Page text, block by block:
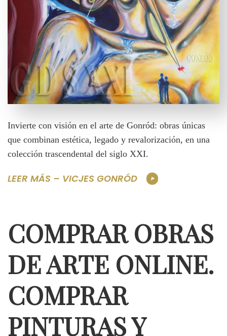
Invierte con visión en el arte de Gonród: obras únicas
que combinan estética, legado y revalorización, en una
colección trascendental del siglo XXI.
LEER MÁS – VICJES GONRÓD
COMPRAR OBRAS
DE ARTE ONLINE.
COMPRAR
PINTURAS Y